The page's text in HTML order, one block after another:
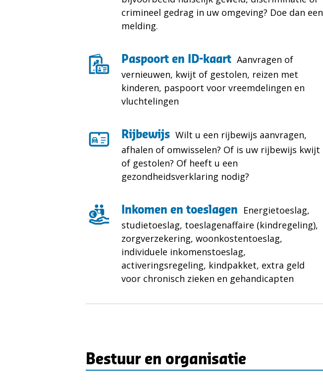
crimineel gedrag in uw omgeving? Doe dan een
melding.
Paspoort en ID-kaart Aanvragen of
vernieuwen, kwijt of gestolen, reizen met
kinderen, paspoort voor vreemdelingen en
vluchtelingen
Rijbewijs Wilt u een rijbewijs aanvragen,
afhalen of omwisselen? Of is uw rijbewijs kwijt
of gestolen? Of heeft u een
gezondheidsverklaring nodig?
Inkomen en toeslagen
Energietoeslag,
studietoeslag, toeslagenaffaire (kindregeling),
zorgverzekering, woonkostentoeslag,
individuele inkomenstoeslag,
activeringsregeling, kindpakket, extra geld
voor chronisch zieken en gehandicapten
Bestuur en organisatie